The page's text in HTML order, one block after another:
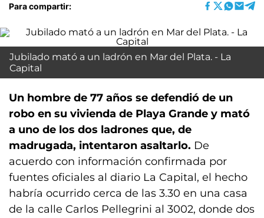
Para compartir:
Jubilado mató a un ladrón en Mar del Plata. - La
Capital
Un hombre de 77 años se defendió de un
robo en su vivienda de Playa Grande y mató
a uno de los dos ladrones que, de
madrugada, intentaron asaltarlo. De
acuerdo con información confirmada por
fuentes oficiales al diario La Capital, el hecho
habría ocurrido cerca de las 3.30 en una casa
de la calle Carlos Pellegrini al 3002, donde dos